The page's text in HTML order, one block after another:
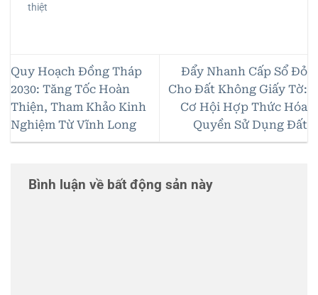
thiệt
Quy Hoạch Đồng Tháp
2030: Tăng Tốc Hoàn
Thiện, Tham Khảo Kinh
Nghiệm Từ Vĩnh Long
Đẩy Nhanh Cấp Sổ Đỏ
Cho Đất Không Giấy Tờ:
Cơ Hội Hợp Thức Hóa
Quyền Sử Dụng Đất
Bình luận về bất động sản này